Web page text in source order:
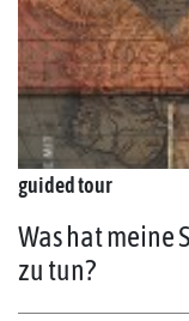
guided tour
Was hat meine
zu tun?